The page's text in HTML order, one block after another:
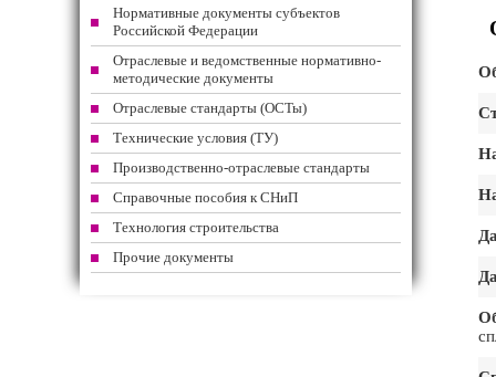
Нормативные документы субъектов
Российской Федерации
Отраслевые и ведомственные нормативно-
методические документы
Отраслевые стандарты (ОСТы)
Технические условия (ТУ)
Производственно-отраслевые стандарты
Справочные пособия к СНиП
Технология строительства
Прочие документы